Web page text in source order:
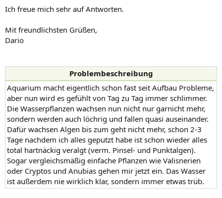
Ich freue mich sehr auf Antworten.
Mit freundlichsten Grüßen,
Dario
Problembeschreibung
Aquarium macht eigentlich schon fast seit Aufbau Probleme,
aber nun wird es gefühlt von Tag zu Tag immer schlimmer.
Die Wasserpflanzen wachsen nun nicht nur garnicht mehr,
sondern werden auch löchrig und fallen quasi auseinander.
Dafür wachsen Algen bis zum geht nicht mehr, schon 2-3
Tage nachdem ich alles geputzt habe ist schon wieder alles
total hartnäckig veralgt (verm. Pinsel- und Punktalgen).
Sogar vergleichsmäßig einfache Pflanzen wie Valisnerien
oder Cryptos und Anubias gehen mir jetzt ein. Das Wasser
ist außerdem nie wirklich klar, sondern immer etwas trüb.